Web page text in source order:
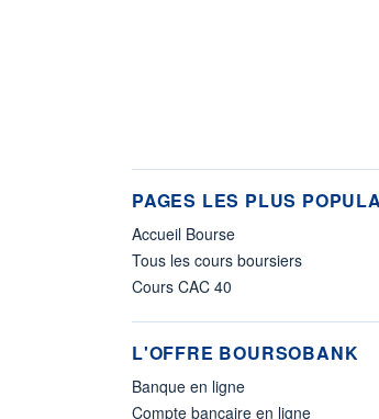
PAGES LES PLUS
Accueil Bourse
Tous les cours boursiers
Cours CAC 40
L'OFFRE BOURSOBANK
Banque en ligne
Compte bancaire en ligne